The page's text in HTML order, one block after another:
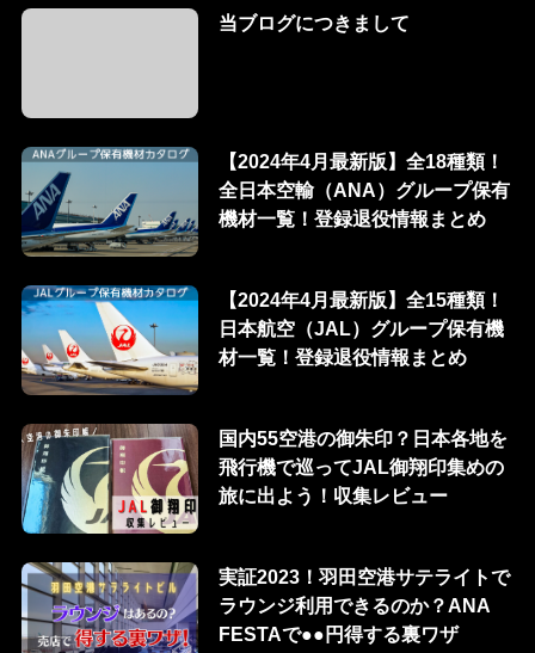
当ブログにつきまして
【2024年4月最新版】全18種類！
全日本空輸（ANA）グループ保有
機材一覧！登録退役情報まとめ
【2024年4月最新版】全15種類！
日本航空（JAL）グループ保有機
材一覧！登録退役情報まとめ
国内55空港の御朱印？日本各地を
飛行機で巡ってJAL御翔印集めの
旅に出よう！収集レビュー
実証2023！羽田空港サテライトで
ラウンジ利用できるのか？ANA
FESTAで●●円得する裏ワザ